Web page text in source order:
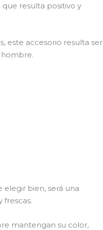
resulta positivo y
este accesorio resulta ser
elegir bien, será una
frescas.
mantengan su color,